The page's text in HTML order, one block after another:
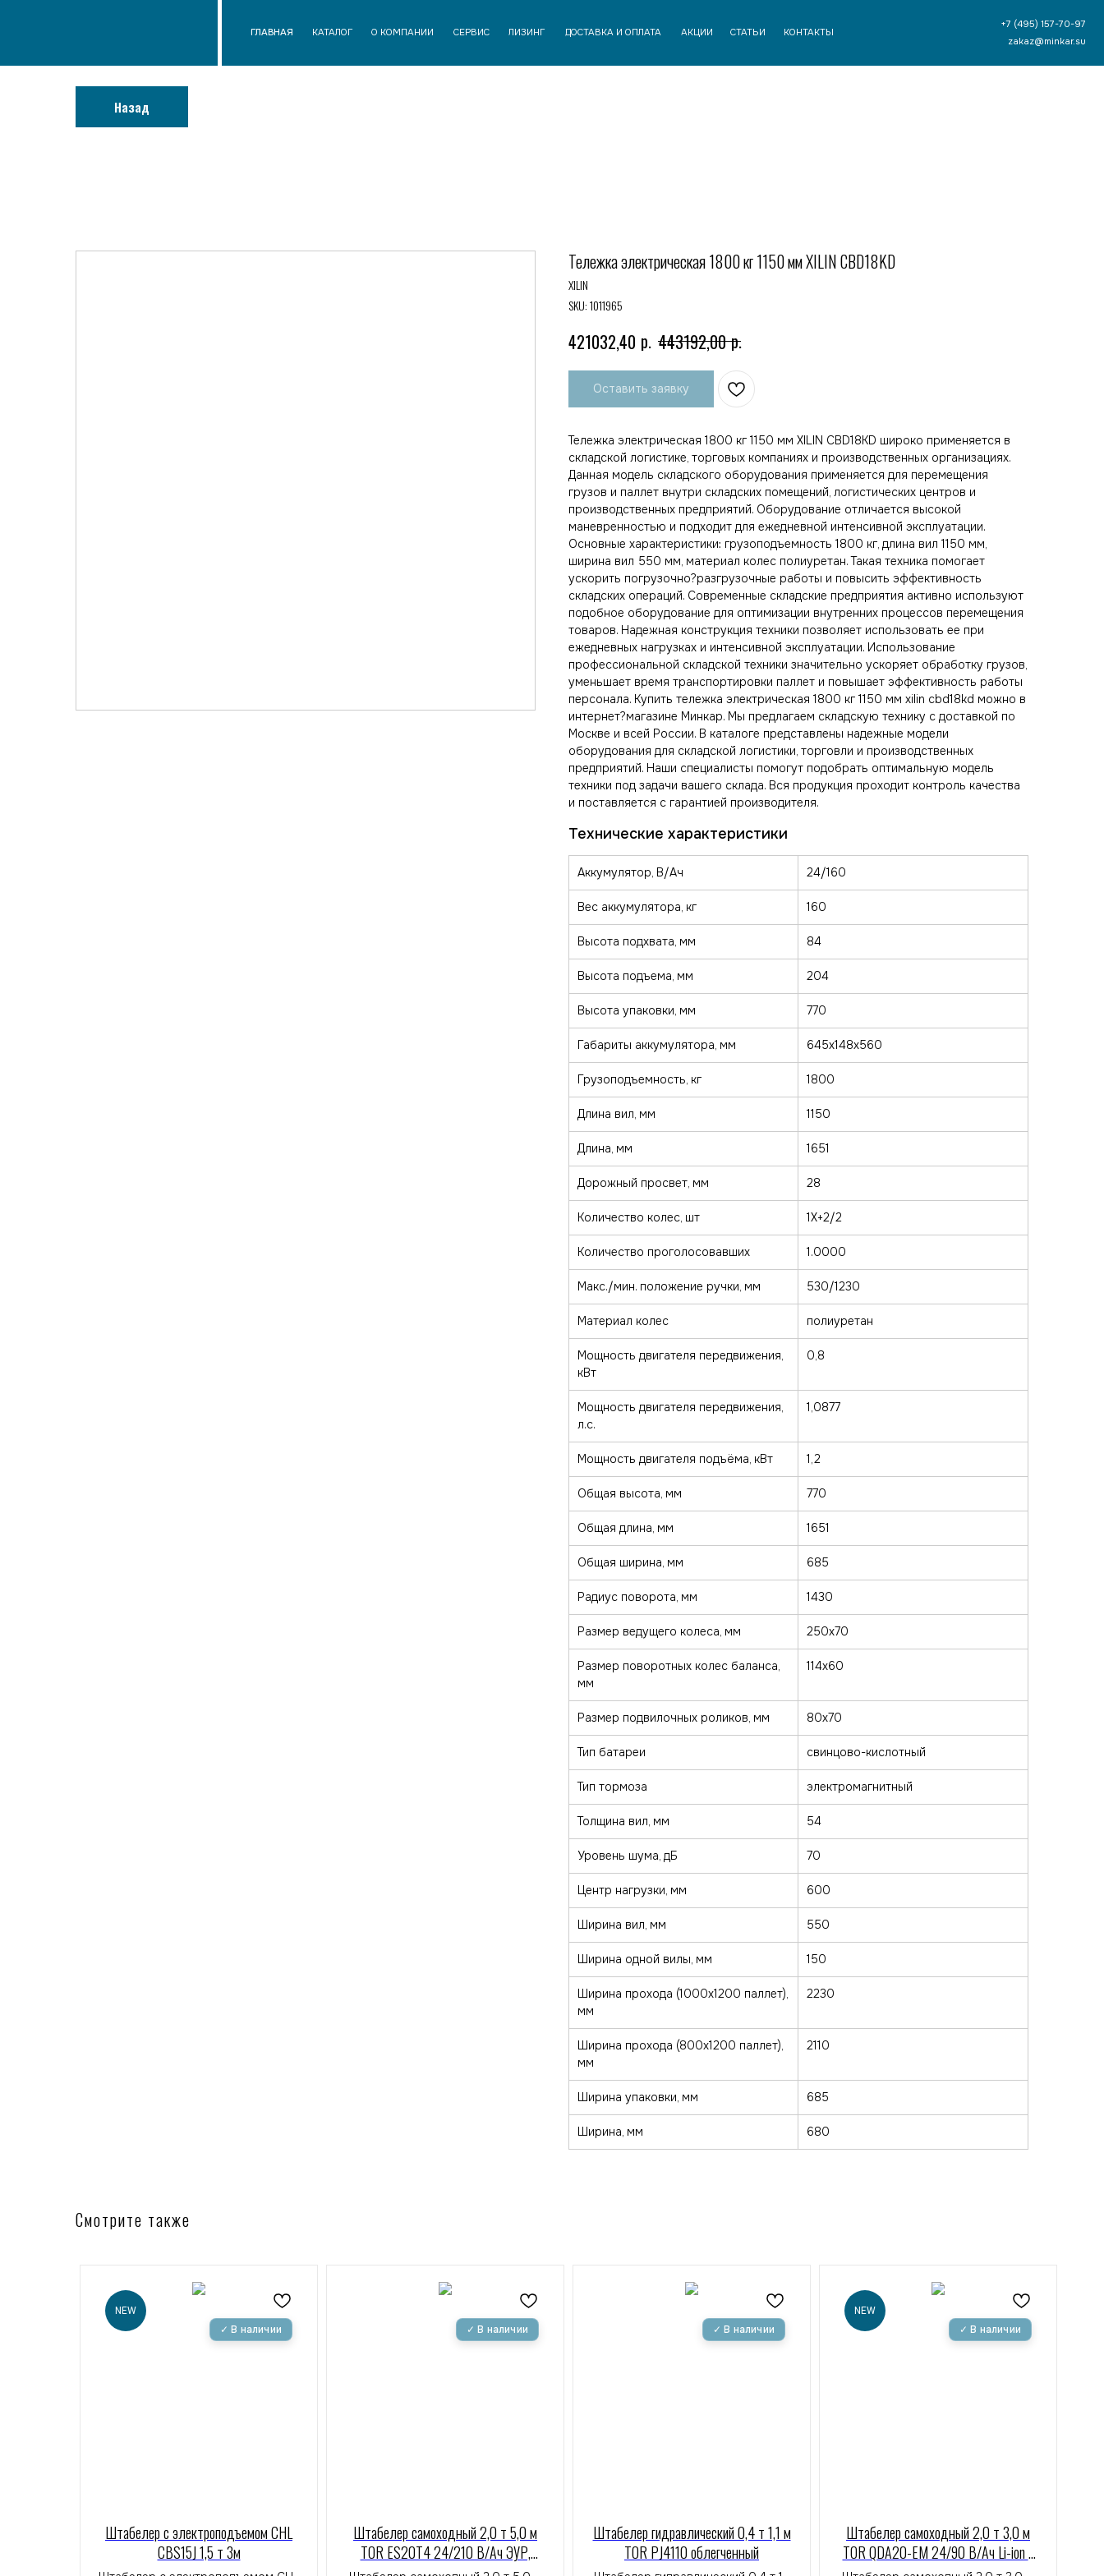
ГЛАВНАЯ КАТАЛОГ О КОМПАНИИ СЕРВИС ЛИЗИНГ ДОСТАВКА И ОПЛАТА АКЦИИ СТАТЬИ КОНТАКТЫ
Назад
Тележка электрическая 1800 кг 1150 мм XILIN CBD18KD
XILIN
SKU:1011965
421032,40 р. 443192,00 р.
Оставить заявку
Тележка электрическая 1800 кг 1150 мм XILIN CBD18KD широко применяется в
складской логистике, торговых компаниях и производственных организациях.
Данная модель складского оборудования применяется для перемещения
грузов и паллет внутри складских помещений, логистических центров и
производственных предприятий. Оборудование отличается высокой
маневренностью и подходит для ежедневной интенсивной эксплуатации.
Основные характеристики: грузоподъемность 1800 кг, длина вил 1150 мм,
ширина вил 550 мм, материал колес полиуретан. Такая техника помогает
ускорить погрузочно?разгрузочные работы и повысить эффективность
складских операций. Современные складские предприятия активно используют
подобное оборудование для оптимизации внутренних процессов перемещения
товаров. Надежная конструкция техники позволяет использовать ее при
ежедневных нагрузках и интенсивной эксплуатации. Использование
профессиональной складской техники значительно ускоряет обработку грузов,
уменьшает время транспортировки паллет и повышает эффективность работы
персонала. Купить тележка электрическая 1800 кг 1150 мм xilin cbd18kd можно в
интернет?магазине Минкар. Мы предлагаем складскую технику с доставкой по
Москве и всей России. В каталоге представлены надежные модели
оборудования для складской логистики, торговли и производственных
предприятий. Наши специалисты помогут подобрать оптимальную модель
техники под задачи вашего склада. Вся продукция проходит контроль качества
и поставляется с гарантией производителя.
Аккумулятор, В/Ач 24/160
Вес аккумулятора, кг 160
Высота подхвата, мм 84
Высота подъема, мм 204
Высота упаковки, мм 770
Габариты аккумулятора, мм 645х148х560
Грузоподъемность, кг 1800
Длина вил, мм 1150
Длина, мм 1651
Дорожный просвет, мм 28
Количество колес, шт 1X+2/2
Количество проголосовавших 1.0000
Макс./мин. положение ручки, мм 530/1230
Материал колес полиуретан
Мощность двигателя передвижения,
кВт
0,8
Мощность двигателя передвижения,
л.с.
1,0877
Мощность двигателя подъёма, кВт 1,2
Общая высота, мм 770
Общая длина, мм 1651
Общая ширина, мм 685
Радиус поворота, мм 1430
Размер ведущего колеса, мм 250х70
Размер поворотных колес баланса,
мм
114х60
Размер подвилочных роликов, мм 80х70
Тип батареи свинцово-кислотный
Тип тормоза электромагнитный
Толщина вил, мм 54
Уровень шума, дБ 70
Центр нагрузки, мм 600
Ширина вил, мм 550
Ширина одной вилы, мм 150
Ширина прохода (1000х1200 паллет),
мм
2230
Ширина прохода (800х1200 паллет),
мм
2110
Ширина упаковки, мм 685
Ширина, мм 680
Смотрите также
NEW
Штабелер с электроподъемом CHL
CBS15J 1,5 т 3м
Штабелер самоходный 2,0 т 5,0 м
TOR ES20T4 24/210 В/Ач ЭУР,
Curtis, H-мачта (с платформой)
Штабелер гидравлический 0,4 т 1,1 м
TOR PJ4110 облегченный
NEW
Штабелер самоходный 2,0 т 3,0 м
TOR QDA20-EM 24/90 В/Ач Li-ion с
раздвижными вилами (с платформой)